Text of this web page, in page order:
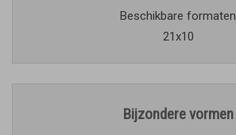
Beschikbare formaten
21x10
Bijzondere vormen